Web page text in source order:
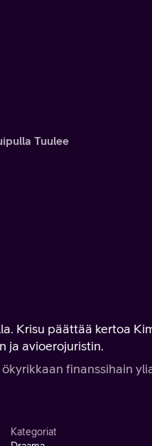
Tuulee
Krisu päättää kertoa
ja avioerojuristin.
finanssihain
Kategoriat